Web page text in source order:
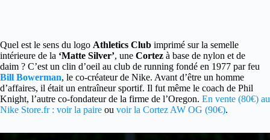
Quel est le sens du logo Athletics Club imprimé sur la semelle
intérieure de la ‘Matte Silver’, une Cortez à base de nylon et de
daim ? C’est un clin d’oeil au club de running fondé en 1977 par feu
Bill Bowerman, le co-créateur de Nike. Avant d’être un homme
d’affaires, il était un entraîneur sportif. Il fut même le coach de Phil
Knight, l’autre co-fondateur de la firme de l’Oregon. En vente (80€) au
Nike Store.fr : voir la paire ou voir la Cortez AW OG (90€).